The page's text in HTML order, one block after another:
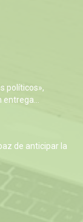
políticos»,
entrega...
de anticipar la